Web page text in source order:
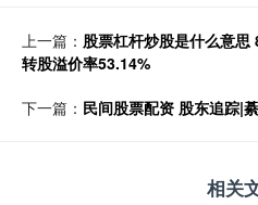
上一篇： 股票杠杆炒股是什么意思
转股溢价率53.14%
下一篇： 民间股票配资 股东追踪|
相关